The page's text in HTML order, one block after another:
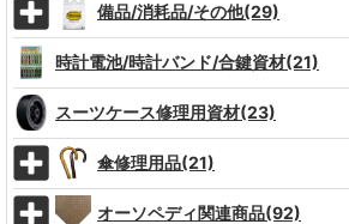
備品/消耗品/その他(29)
時計電池/時計バンド/合鍵資材(21)
スーツケース修理用資材(23)
傘修理用品(21)
オーソペディ関連商品(92)